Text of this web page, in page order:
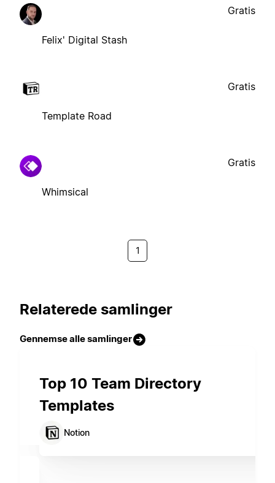
Felix' Digital Stash
Gratis
Template Road
Gratis
Whimsical
Gratis
1
Relaterede samlinger
Gennemse alle samlinger
Top 10 Team Directory
Templates
Notion